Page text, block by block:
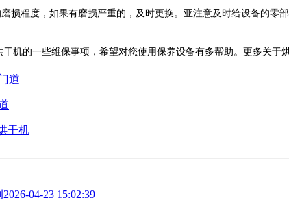
损程度，如果有磨损严重的，及时更换。亚注意及时给设备的
机的一些维保事项，希望对您使用保养设备有多帮助。更多关于
道
干机
2026-04-23 15:02:39